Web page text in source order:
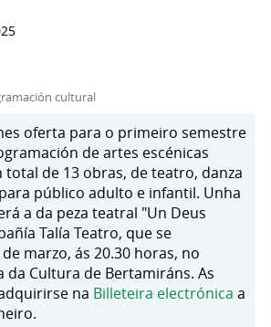
cultural
oferta para o primeiro semestre
de artes escénicas
de 13 obras, de teatro, danza
público adulto e infantil. Unha
a da peza teatral "Un Deus
Talía Teatro, que se
marzo, ás 20.30 horas, no
da Cultura de Bertamiráns. As
na Billeteira electrónica a